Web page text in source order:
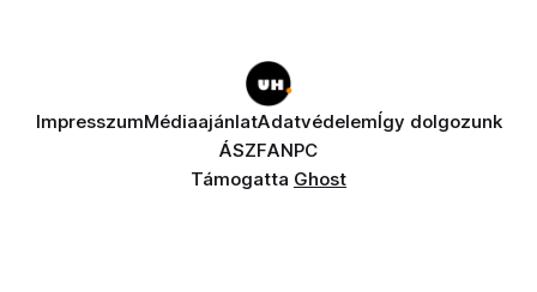
ImpresszumMédiaajánlatAdatvédelemÍgy dolgozunk
ÁSZFANPC
Támogatta Ghost